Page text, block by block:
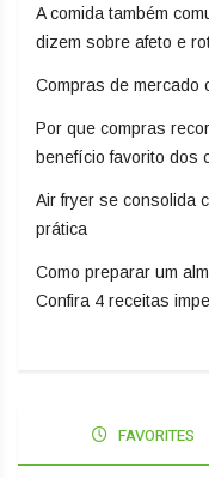
A comida também
dizem sobre afeto e
Compras de mercado
Por que compras
benefício favorito dos
Air fryer se consolida
prática
Como preparar um
Confira 4 receitas
FAVORITES